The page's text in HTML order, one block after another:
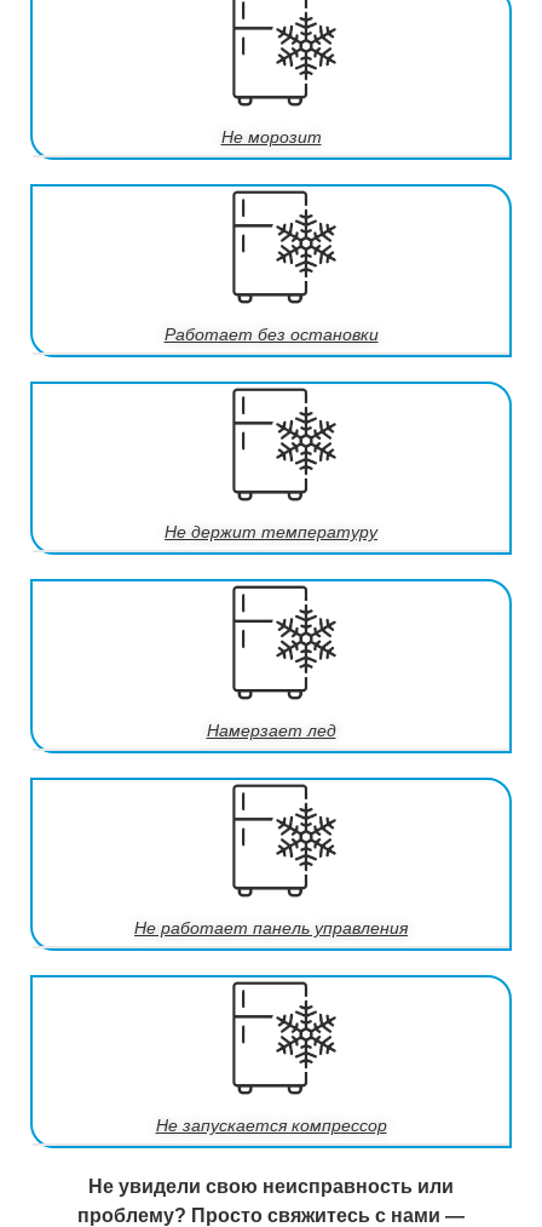
Не морозит
Работает без остановки
Не держит температуру
Намерзает лед
Не работает панель управления
Не запускается компрессор
Не увидели свою неисправность или
проблему? Просто свяжитесь с нами —